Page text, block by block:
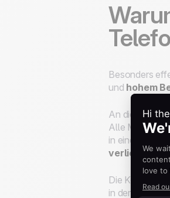
Besonders
und hohem
An dieser
Alle
in eine Ihrer
verlieren,
Die Kenntnis
in der Lage